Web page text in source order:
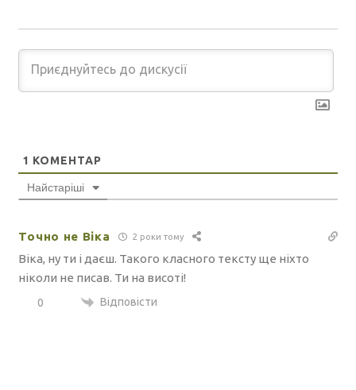
1 КОМЕНТАР
Найстаріші
Точно не Віка 2 роки тому
Віка, ну ти і даєш. Такого класного тексту ще ніхто
ніколи не писав. Ти на висоті!
0 Відповісти